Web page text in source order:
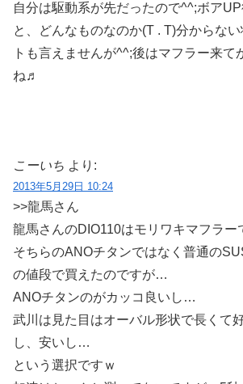
自分は駆動系が先だったので^^;ボア
と、どんなものなのか(T . T)分からな
トも言えませんが^^;後はマフラー来て
ね♬
こーいち より:
2013年5月29日 10:24
>>龍馬さん
龍馬さんのDIO110はモリワキマフラー
そちらのANOチタンではなく普通の
の値段で買えたのですが…
ANOチタンのがカッコ良いし…
武川は見た目はオーバル形状で長くて
し、安いし…
という選択ですｗ